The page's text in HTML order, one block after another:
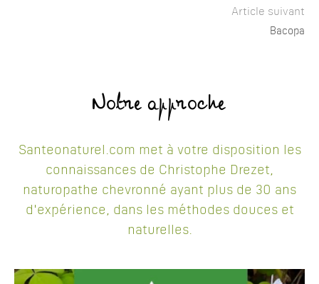
Article suivant
Bacopa
Notre approche
Santeonaturel.com met à votre disposition les
connaissances de Christophe Drezet,
naturopathe chevronné ayant plus de 30 ans
d'expérience, dans les méthodes douces et
naturelles.